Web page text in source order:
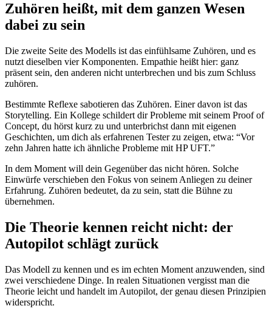
Zuhören heißt, mit dem ganzen Wesen
dabei zu sein
Die zweite Seite des Modells ist das einfühlsame Zuhören, und es
nutzt dieselben vier Komponenten. Empathie heißt hier: ganz
präsent sein, den anderen nicht unterbrechen und bis zum Schluss
zuhören.
Bestimmte Reflexe sabotieren das Zuhören. Einer davon ist das
Storytelling. Ein Kollege schildert dir Probleme mit seinem Proof of
Concept, du hörst kurz zu und unterbrichst dann mit eigenen
Geschichten, um dich als erfahrenen Tester zu zeigen, etwa: “Vor
zehn Jahren hatte ich ähnliche Probleme mit HP UFT.”
In dem Moment will dein Gegenüber das nicht hören. Solche
Einwürfe verschieben den Fokus von seinem Anliegen zu deiner
Erfahrung. Zuhören bedeutet, da zu sein, statt die Bühne zu
übernehmen.
Die Theorie kennen reicht nicht: der
Autopilot schlägt zurück
Das Modell zu kennen und es im echten Moment anzuwenden, sind
zwei verschiedene Dinge. In realen Situationen vergisst man die
Theorie leicht und handelt im Autopilot, der genau diesen Prinzipien
widerspricht.